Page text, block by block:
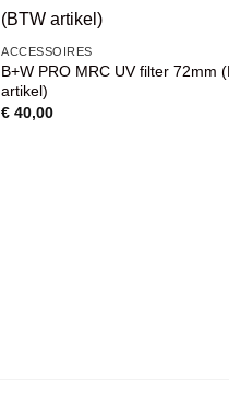
ACCESSOIRES
B+W PRO MRC UV filter 72mm
artikel)
€ 40,00